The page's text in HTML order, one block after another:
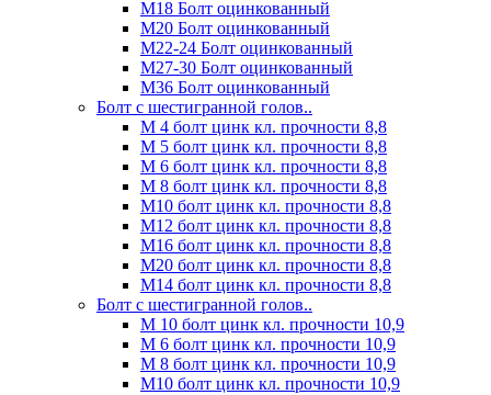
М18 Болт оцинкованный
М20 Болт оцинкованный
М22-24 Болт оцинкованный
М27-30 Болт оцинкованный
М36 Болт оцинкованный
Болт с шестигранной голов..
М 4 болт цинк кл. прочности 8,8
М 5 болт цинк кл. прочности 8,8
М 6 болт цинк кл. прочности 8,8
М 8 болт цинк кл. прочности 8,8
М10 болт цинк кл. прочности 8,8
М12 болт цинк кл. прочности 8,8
М16 болт цинк кл. прочности 8,8
М20 болт цинк кл. прочности 8,8
М14 болт цинк кл. прочности 8,8
Болт с шестигранной голов..
М 10 болт цинк кл. прочности 10,9
М 6 болт цинк кл. прочности 10,9
М 8 болт цинк кл. прочности 10,9
М10 болт цинк кл. прочности 10,9